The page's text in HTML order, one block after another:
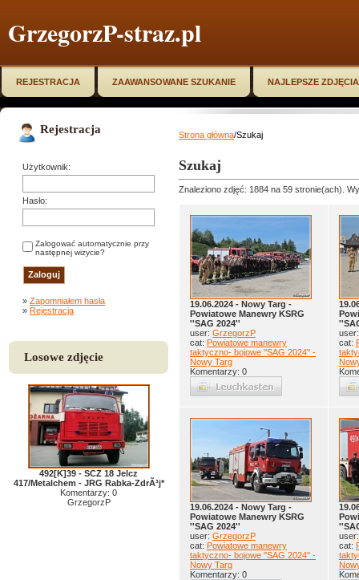
GrzegorzP-straz.pl
REJESTRACJA ZAAWANSOWANE SZUKANIE NAJLEPSZE ZDJĘCIA
Rejestracja
Użytkownik:
Hasło:
Zalogować automatycznie przy
następnej wizycie?
» Zapomniałem hasła
» Rejestracja
Losowe zdjęcie
492[K]39 - SCZ 18 Jelcz
417/Metalchem - JRG Rabka-ZdrÃ³j*
Komentarzy: 0
GrzegorzP
Strona główna/Szukaj
Szukaj
Znaleziono zdjęć: 1884 na 59 stronie(ach).
19.06.2024 - Nowy Targ -
Powiatowe Manewry KSRG
''SAG 2024''
user: GrzegorzP
cat: Powiatowe manewry
taktyczno- bojowe ''SAG 2024'' -
Nowy Targ
Komentarzy: 0
cat:
19.06.2024 - Nowy Targ -
Powiatowe Manewry KSRG
''SAG 2024''
user: GrzegorzP
cat: Powiatowe manewry
taktyczno- bojowe ''SAG 2024'' -
Nowy Targ
Komentarzy: 0
cat: